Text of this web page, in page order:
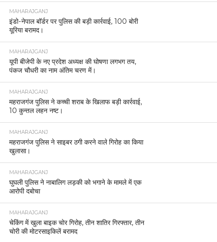
MAHARAJGANJ
इंडो-नेपाल बॉर्डर पर पुलिस की बड़ी कार्रवाई, 100 बोरी
यूरिया बरामद।
MAHARAJGANJ
यूपी बीजेपी के नए प्रदेश अध्यक्ष की घोषणा लगभग तय,
पंकज चौधरी का नाम अंतिम चरण में।
MAHARAJGANJ
महराजगंज पुलिस ने कच्ची शराब के खिलाफ बड़ी कार्रवाई,
10 कुन्तल लहन नष्ट।
MAHARAJGANJ
महराजगंज पुलिस ने साइबर ठगी करने वाले गिरोह का किया
खुलासा।
MAHARAJGANJ
घुघली पुलिस ने नाबालिग लड़की को भगाने के मामले में एक
आरोपी दबोचा
MAHARAJGANJ
चेकिंग में खुला बाइक चोर गिरोह, तीन शातिर गिरफ्तार, तीन
चोरी की मोटरसाइकिलें बरामद